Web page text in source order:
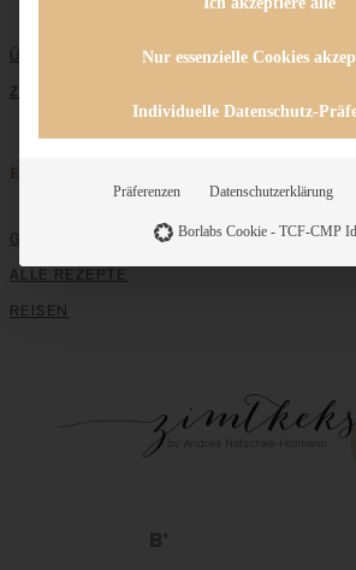
ÜBER MICH
ZUSAMMENARBEIT
Entdecken
GRUNDLAGEN
ALLE REZEPTE
REISEN
Nur essenzielle Cookies
Individuelle Datenschutz-
Präferenzen Datenschutzerklärung
Borlabs Cookie - TCF-CMP